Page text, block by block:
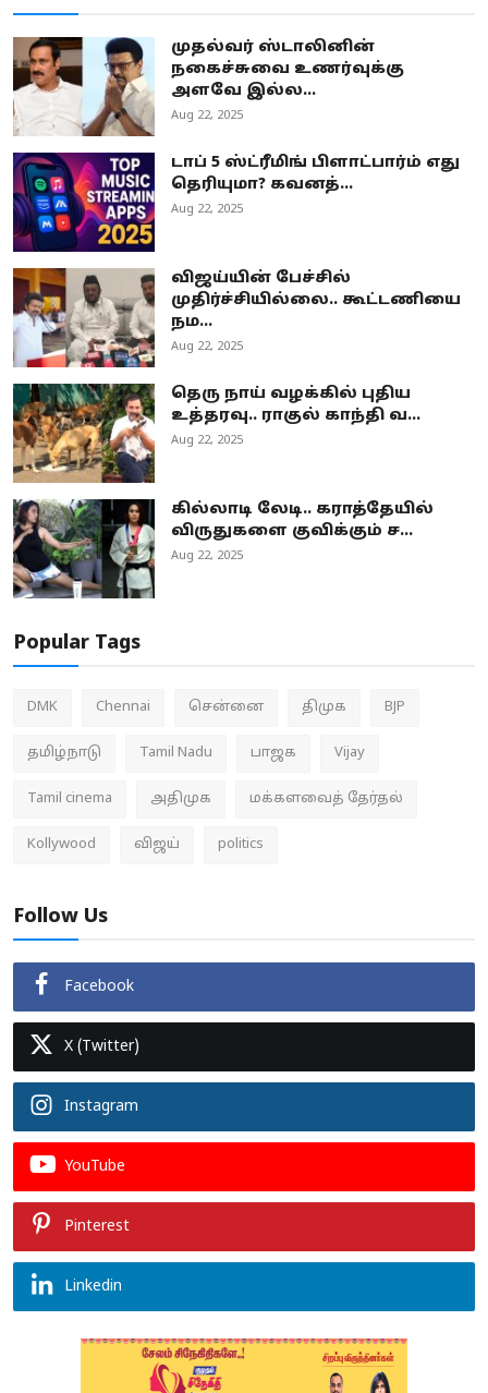
முதல்வர் ஸ்டாலினின்
நகைச்சுவை உணர்வுக்கு
அளவே இல்ல...
Aug 22, 2025
டாப் 5 ஸ்ட்ரீமிங் பிளாட்பார்ம் எது
தெரியுமா? கவனத்...
Aug 22, 2025
விஜய்யின் பேச்சில்
முதிர்ச்சியில்லை.. கூட்டணியை
நம...
Aug 22, 2025
தெரு நாய் வழக்கில் புதிய
உத்தரவு.. ராகுல் காந்தி வ...
Aug 22, 2025
கில்லாடி லேடி.. கராத்தேயில்
விருதுகளை குவிக்கும் ச...
Aug 22, 2025
Popular Tags
DMK Chennai சென்னை திமுக BJP
தமிழ்நாடு Tamil Nadu பாஜக Vijay
Tamil cinema அதிமுக மக்களவைத் தேர்தல்
Kollywood விஜய் politics
Follow Us
Facebook
X (Twitter)
Instagram
YouTube
Pinterest
Linkedin